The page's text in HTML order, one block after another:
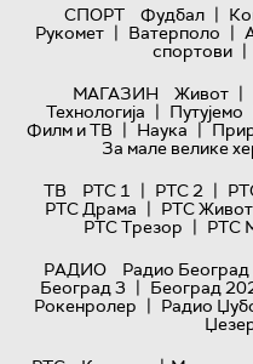
СПОРТ
Фудбал |
Рукомет | Ватерполо |
спортови |
МАГАЗИН
Живот |
Технологијa | Путујемо
Филм и ТВ | Наука |
За мале велике
ТВ
РТС 1 | РТС 2 |
РТС Драма | РТС Живот
РТС Трезор | РТС
РАДИО
Радио Београд
Београд 3 | Београд
Рокенролер | Радио